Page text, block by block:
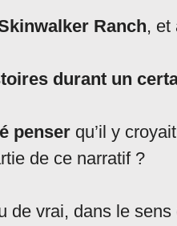
Ranch, et
durant un
penser qu’il y
de ce narratif ?
de vrai, dans le sens